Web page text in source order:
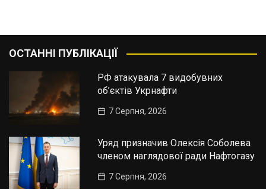
ОСТАННІ ПУБЛІКАЦІЇ
РФ атакувала 7 видобувних
об’єктів Укрнафти
7 Серпня, 2026
Уряд призначив Олексія Соболева
членом наглядової ради Нафтогазу
7 Серпня, 2026